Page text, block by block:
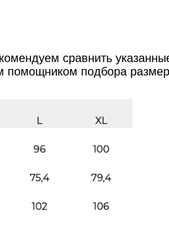
сравнить
помощником подбора